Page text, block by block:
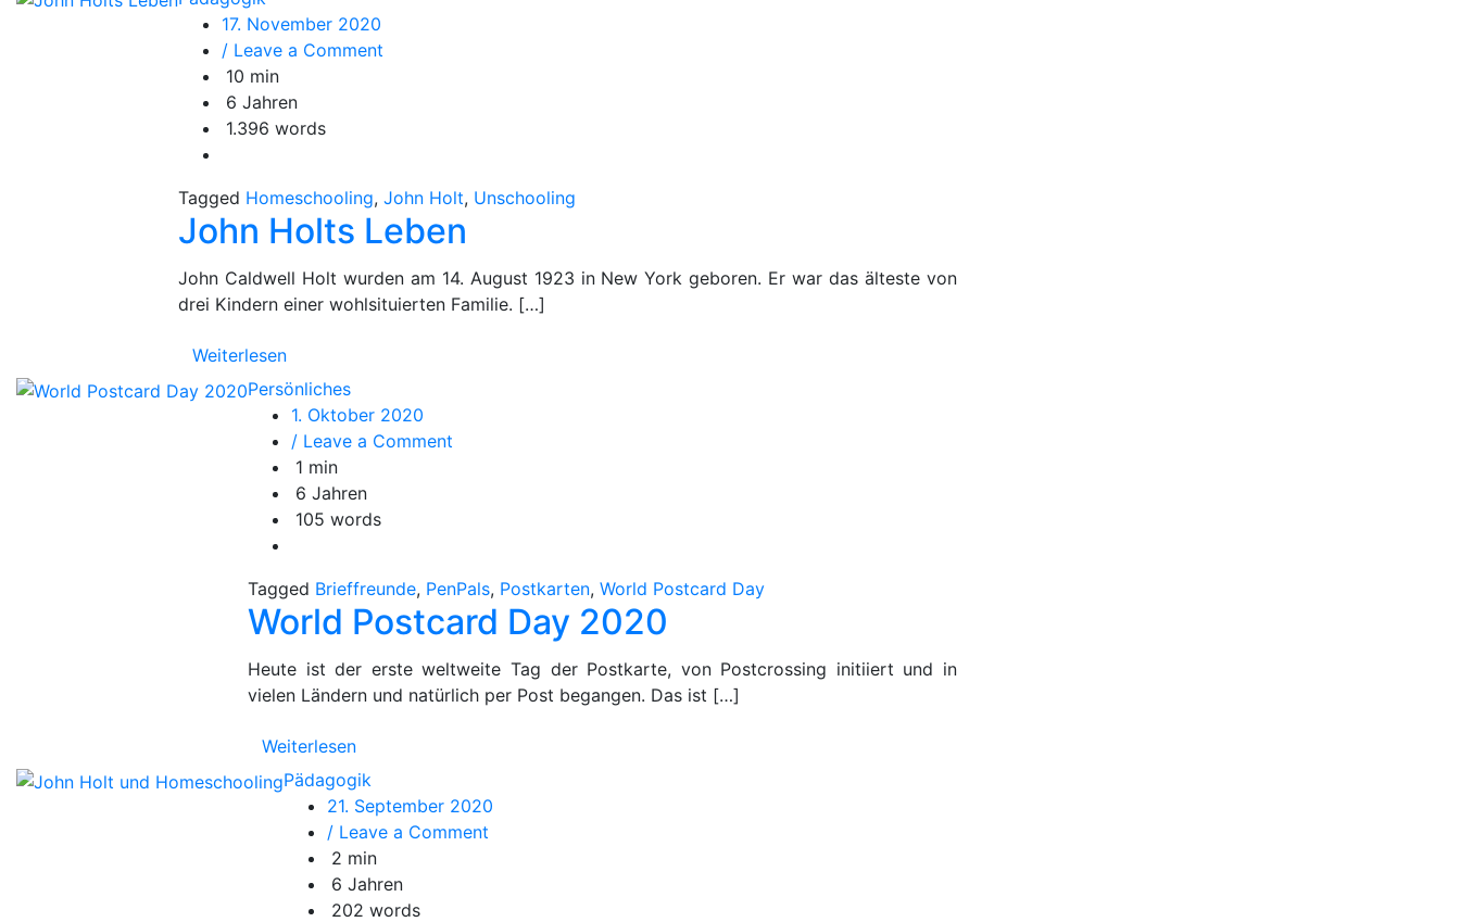
17. November 2020
/ Leave a Comment
10 min
6 Jahren
1.396 words
Tagged Homeschooling, John Holt, Unschooling
John Holts Leben
John Caldwell Holt wurden am 14. August 1923 in New York geboren. Er war das älteste von
drei Kindern einer wohlsituierten Familie. […]
Weiterlesen
Persönliches
1. Oktober 2020
/ Leave a Comment
1 min
6 Jahren
105 words
Tagged Brieffreunde, PenPals, Postkarten, World Postcard Day
World Postcard Day 2020
Heute ist der erste weltweite Tag der Postkarte, von Postcrossing initiiert und in
vielen Ländern und natürlich per Post begangen. Das ist […]
Weiterlesen
Pädagogik
21. September 2020
/ Leave a Comment
2 min
6 Jahren
202 words